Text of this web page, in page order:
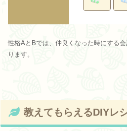
性格AとBでは、仲良くなった時にする
ります。
教えてもらえるDIYレ